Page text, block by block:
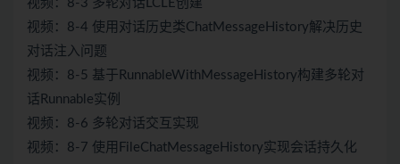
视频：8-3 多轮对话LCLE创建
视频：8-4 使用对话历史类ChatMessageHistory解决历史
对话注入问题
视频：8-5 基于RunnableWithMessageHistory构建多轮对
话Runnable实例
视频：8-6 多轮对话交互实现
视频：8-7 使用FileChatMessageHistory实现会话持久化